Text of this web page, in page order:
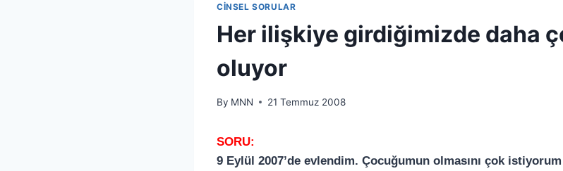
CINSEL SORULAR
Her ilişkiye girdiğimizde daha
oluyor
By MNN 21 Temmuz 2008
SORU:
9 Eylül 2007’de evlendim. Çocuğumun olmasını çok